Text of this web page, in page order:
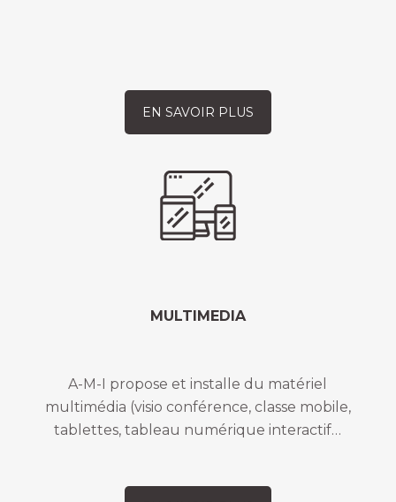
EN SAVOIR PLUS
MULTIMEDIA
A-M-I propose et installe du matériel
multimédia (visio conférence, classe mobile,
tablettes, tableau numérique interactif…